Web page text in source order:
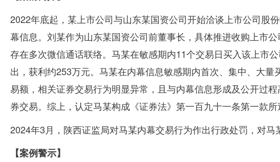
2022年底起，某上市公司与山东某国资公司开始洽谈上市公司股
幕信息。刘某作为山东某国资公司前董事长，具体推进收购上市
存在多次微信通话联络。马某在敏感期内11个交易日买入该上市
出，获利约253万元。马某在内幕信息敏感期内首次、集中、大
易额，相关证券交易行为明显异常，且与内幕信息形成及公开过
券交易。综上，认定马某构成《证券法》第一百九十一条第一款所
2024年3月，陕西证监局对马某内幕交易行为作出行政处罚，对马
【案例警示】